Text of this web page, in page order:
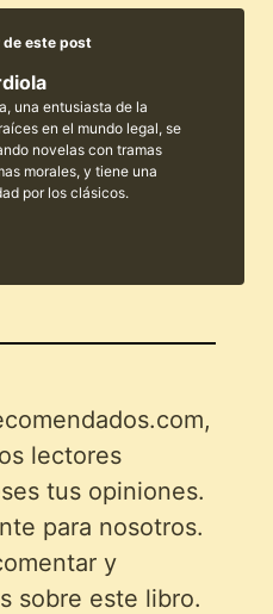
de este post
una entusiasta de la
en el mundo legal, se
novelas con tramas
morales, y tiene una
por los clásicos.
lectores
tus opiniones.
para nosotros.
y
sobre este libro.